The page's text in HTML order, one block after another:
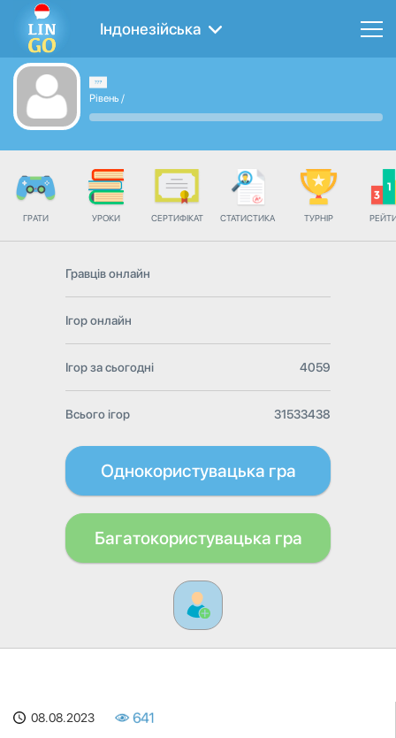
Індонезійська
Рівень /
ГРАТИ УРОКИ СЕРТИФІКАТ СТАТИСТИКА ТУРНІР
Гравців онлайн
Ігор онлайн
Ігор за сьогодні 4059
Всього ігор 31533438
Однокористувацька гра
Багатокористувацька гра
08.08.2023 641